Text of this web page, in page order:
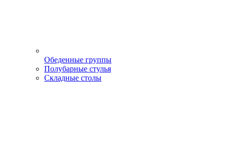
Обеденные группы
Полубарные стулья
Складные столы